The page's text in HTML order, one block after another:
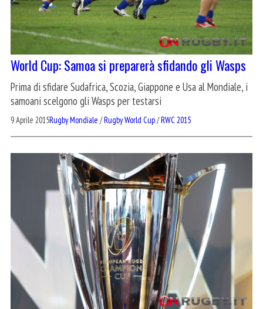
World Cup: Samoa si preparerà sfidando gli Wasps
Prima di sfidare Sudafrica, Scozia, Giappone e Usa al Mondiale, i
samoani scelgono gli Wasps per testarsi
9 Aprile 2015Rugby Mondiale /Rugby World Cup/RWC 2015